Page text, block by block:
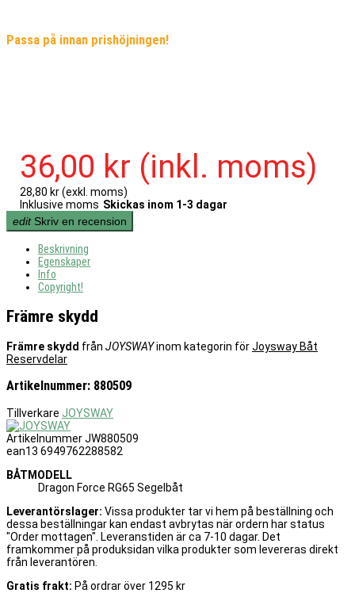
Passa på innan prishöjningen!
36,00 kr (inkl. moms)
28,80 kr(exkl. moms)
Inklusive moms Skickas inom 1-3 dagar
edit Skriv en recension
Beskrivning
Egenskaper
Info
Copyright!
Främre skydd
Främre skydd från JOYSWAYinom kategorin förJoysway Båt
Reservdelar
Artikelnummer: 880509
Tillverkare JOYSWAY
ArtikelnummerJW880509
ean13 6949762288582
BÅTMODELL
Dragon Force RG65 Segelbåt
Leverantörslager: Vissa produkter tar vi hem på beställning och
dessa beställningar kan endast avbrytas när ordern har status
"Order mottagen". Leveranstiden är ca 7-10 dagar. Det
framkommer på produksidan vilka produkter som levereras direkt
från leverantören.
Gratis frakt: På ordrar över 1295 kr